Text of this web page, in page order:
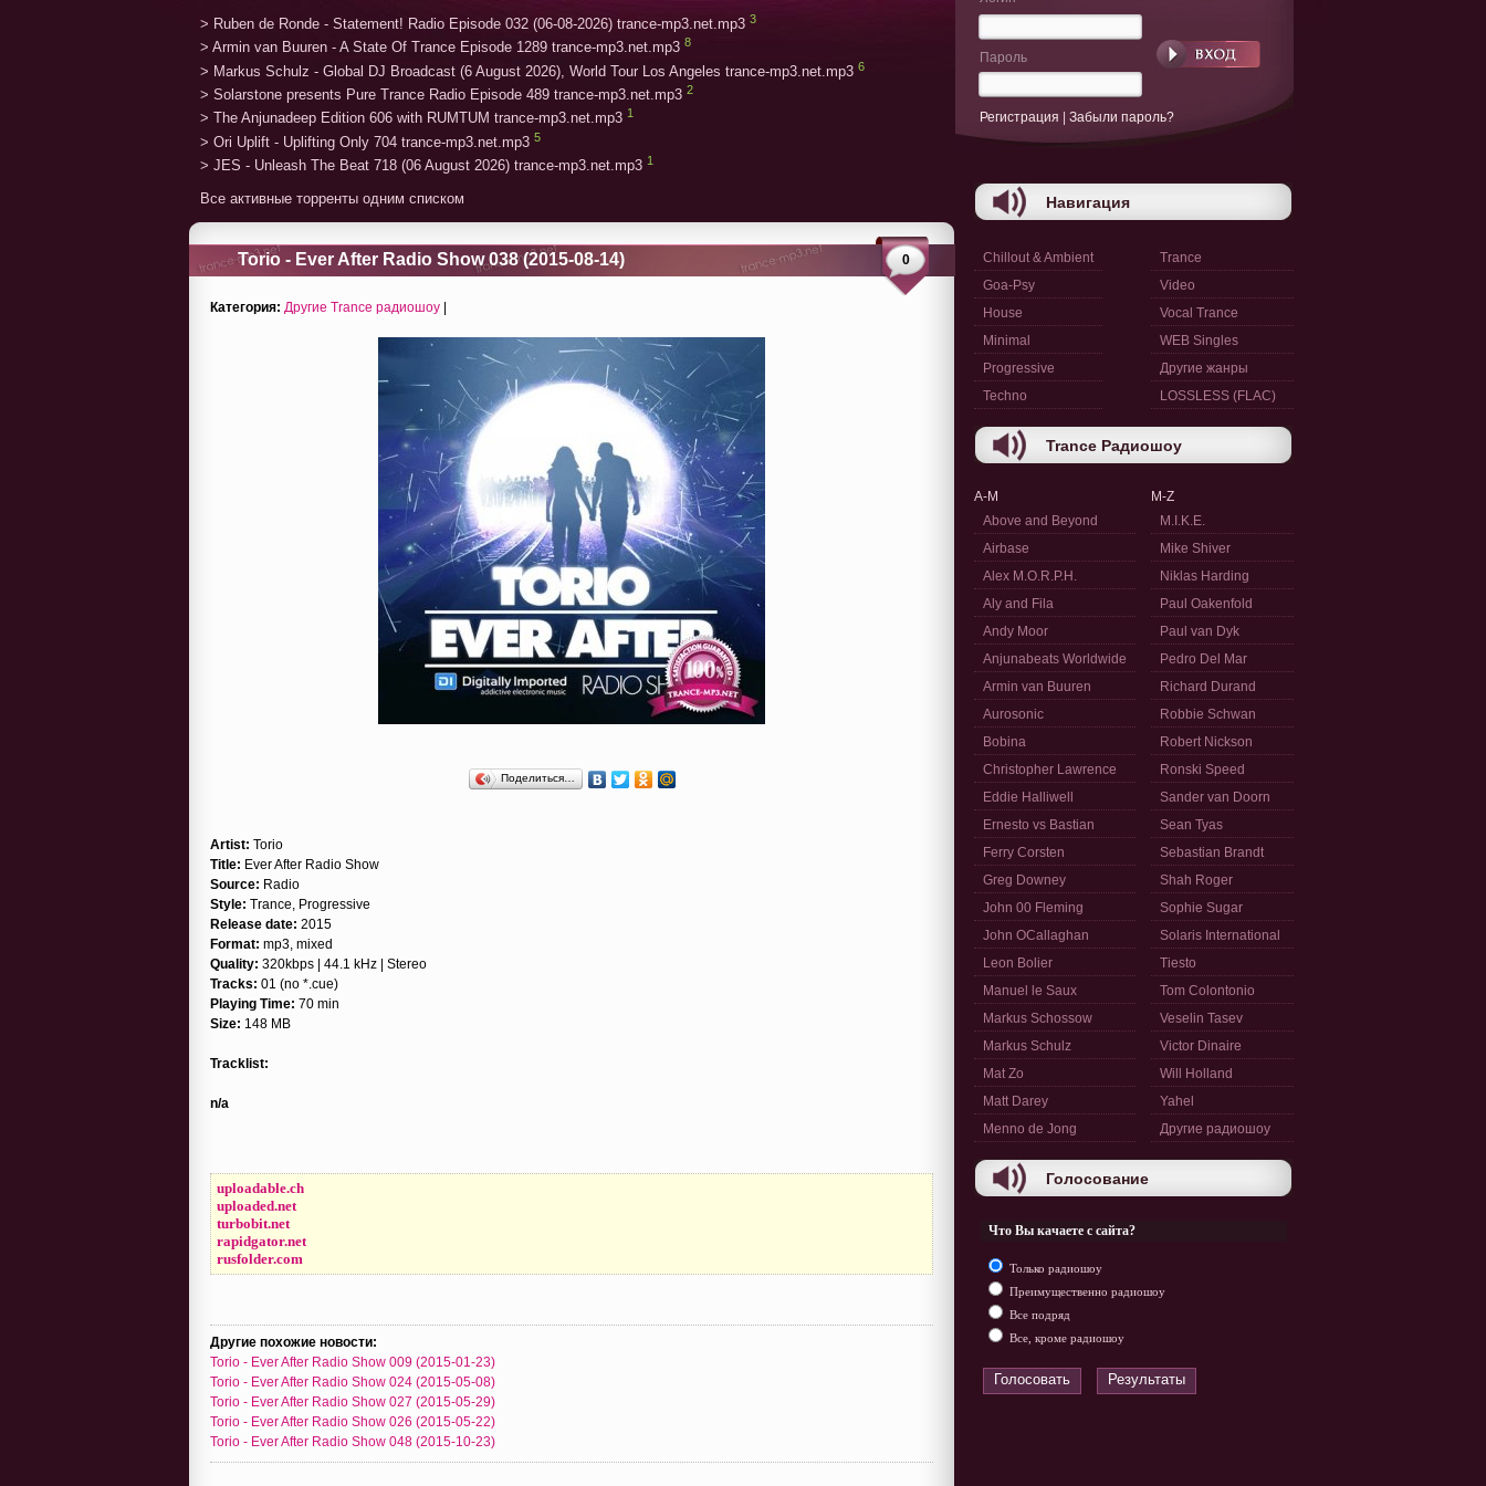
> Ruben de Ronde - Statement! Radio Episode 032 (06-08-2026) trance-mp3.net.mp3 3
> Armin van Buuren - A State Of Trance Episode 1289 trance-mp3.net.mp3 8
> Markus Schulz - Global DJ Broadcast (6 August 2026), World Tour Los Angeles trance-mp3.net.mp3 6
> Solarstone presents Pure Trance Radio Episode 489 trance-mp3.net.mp3 2
> The Anjunadeep Edition 606 with RUMTUM trance-mp3.net.mp3 1
> Ori Uplift - Uplifting Only 704 trance-mp3.net.mp3 5
> JES - Unleash The Beat 718 (06 August 2026) trance-mp3.net.mp3 1
Все активные торренты одним списком
Torio - Ever After Radio Show 038 (2015-08-14) 0
Категория: Другие Trance радиошоу |
Поделиться…
Artist: Torio
Title: Ever After Radio Show
Source: Radio
Style: Trance, Progressive
Release date: 2015
Format: mp3, mixed
Quality: 320kbps | 44.1 kHz | Stereo
Tracks: 01 (no *.cue)
Playing Time: 70 min
Size: 148 MB
Tracklist:
n/a
uploadable.ch
uploaded.net
turbobit.net
rapidgator.net
rusfolder.com
Другие похожие новости:
Torio - Ever After Radio Show 009 (2015-01-23)
Torio - Ever After Radio Show 024 (2015-05-08)
Torio - Ever After Radio Show 027 (2015-05-29)
Torio - Ever After Radio Show 026 (2015-05-22)
Torio - Ever After Radio Show 048 (2015-10-23)
Пароль
Регистрация Забыли пароль?
Навигация
Chillout & Ambient
Goa-Psy
House
Minimal
Progressive
Techno
Trance
Video
Vocal Trance
WEB Singles
Другие жанры
LOSSLESS (FLAC)
Trance Радиошоу
A-M
Above and Beyond
Airbase
Alex M.O.R.P.H.
Aly and Fila
Andy Moor
Anjunabeats Worldwide
Armin van Buuren
Aurosonic
Bobina
Christopher Lawrence
Eddie Halliwell
Ernesto vs Bastian
Ferry Corsten
Greg Downey
John 00 Fleming
John OCallaghan
Leon Bolier
Manuel le Saux
Markus Schossow
Markus Schulz
Mat Zo
Matt Darey
Menno de Jong
M-Z
M.I.K.E.
Mike Shiver
Niklas Harding
Paul Oakenfold
Paul van Dyk
Pedro Del Mar
Richard Durand
Robbie Schwan
Robert Nickson
Ronski Speed
Sander van Doorn
Sean Tyas
Sebastian Brandt
Shah Roger
Sophie Sugar
Solaris International
Tiesto
Tom Colontonio
Veselin Tasev
Victor Dinaire
Will Holland
Yahel
Другие радиошоу
Голосование
Что Вы качаете с сайта?
Только радиошоу
Преимущественно радиошоу
Все подряд
Все, кроме радиошоу
Голосовать Результаты